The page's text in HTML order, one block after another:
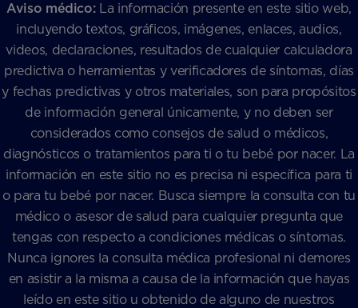
Aviso médico:La información presente en este sitio web,
incluyendo textos, gráficos, imágenes, enlaces, audios,
videos, declaraciones, resultados de cualquier calculadora
predictiva o herramientas y verificadores de síntomas, días
y fechas predictivas y otros materiales, son para propósitos
de información general únicamente, y no deben ser
considerados como consejos de salud o médicos,
diagnósticos o tratamientos para ti o tu bebé por nacer. La
información en este sitio no es precisa ni específica para ti
o para tu bebé por nacer. Busca siempre la consulta con tu
médico o asesor de salud para cualquier pregunta que
tengas con respecto a condiciones médicas o síntomas.
Nunca ignores la consulta médica profesional ni demores
en asistir a la misma a causa de la información que hayas
leído en este sitio u obtenido de alguno de nuestros